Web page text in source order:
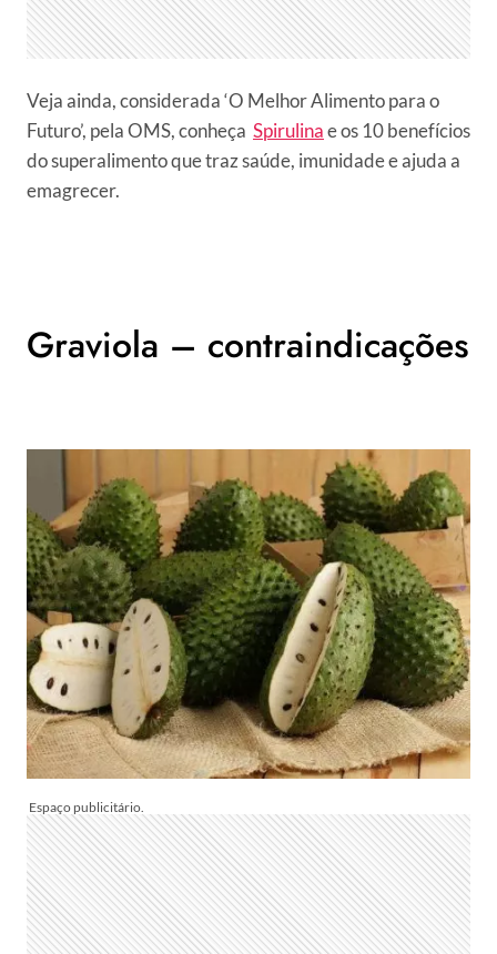
Veja ainda, considerada ‘O Melhor Alimento para o
Futuro’, pela OMS, conheça Spirulinae os 10 benefícios
do superalimento que traz saúde, imunidade e ajuda a
emagrecer.
Graviola – contraindicações